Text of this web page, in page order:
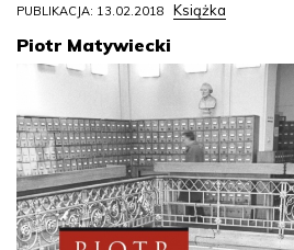
PUBLIKACJA: 13.02.2018 Książka
Piotr Matywiecki